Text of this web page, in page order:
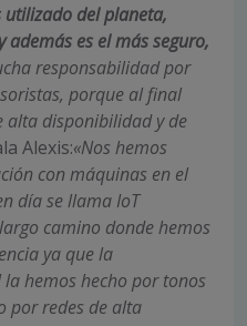
utilizado del planeta,
además es el más seguro,
responsabilidad por
porque al final
alta disponibilidad y de
Alexis:«Nos hemos
con máquinas en el
día se llama IoT
camino donde hemos
ya que la
hemos hecho por tonos
por redes de alta